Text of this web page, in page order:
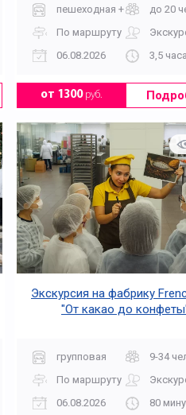
пешеходная + музейдо 20
По маршруту
06.08.2026
3,5 часа
от 1300руб.
Экскурсия на фабрику
"От какао до
групповая
9-34
По маршруту
06.08.2026
80